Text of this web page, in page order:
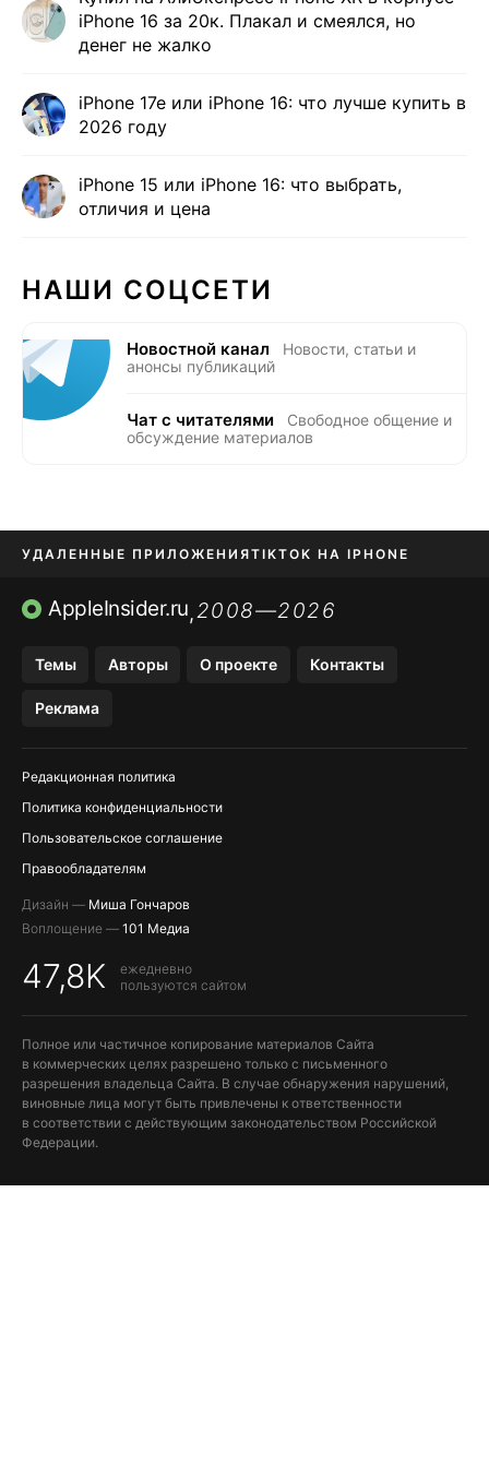
iPhone 16 за 20к. Плакал и смеялся, но
денег не жалко
iPhone 17e или iPhone 16: что лучше купить в
2026 году
iPhone 15 или iPhone 16: что выбрать,
отличия и цена
НАШИ СОЦСЕТИ
Новостной канал
Новости, статьи и
анонсы публикаций
Чат с читателями
Свободное общение и
обсуждение материалов
УДАЛЕННЫЕ ПРИЛОЖЕНИЯTIKTOK НА IPHONE
ПРИЛОЖЕНИЯ БЕЗ APP STORE
AppleInsider.ru,2008—2026
Темы Авторы О проекте Контакты
Реклама
Редакционная политика
Политика конфиденциальности
Пользовательское соглашение
Правообладателям
Дизайн — Миша Гончаров
Воплощение — 101 Медиа
47,8K
ежедневно
пользуются сайтом
Полное или частичное копирование материалов Сайта
в коммерческих целях разрешено только с письменного
разрешения владельца Сайта. В случае обнаружения нарушений,
виновные лица могут быть привлечены к ответственности
в соответствии с действующим законодательством Российской
Федерации.